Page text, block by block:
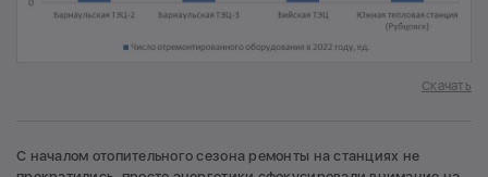
Скачать
С началом отопительного сезона ремонты на станциях не